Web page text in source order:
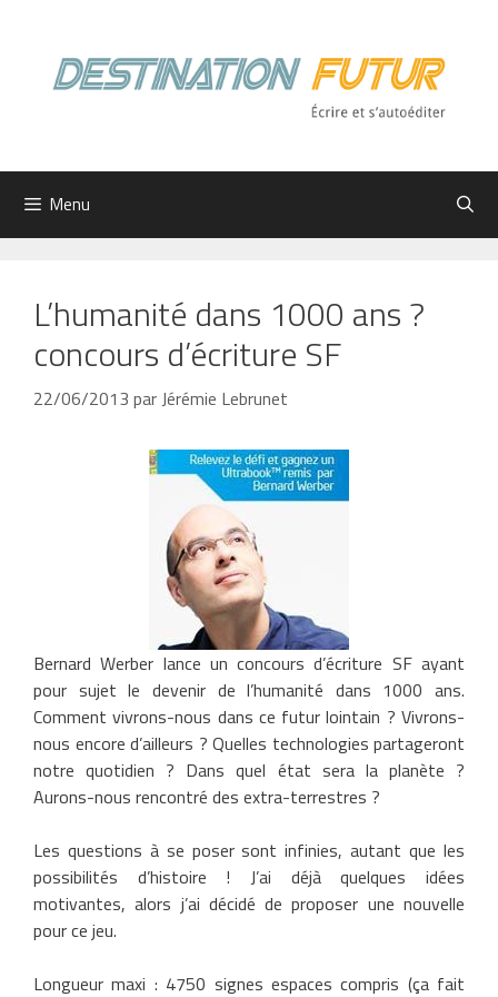
contenu
Menu
L’humanité dans 1000 ans ?
concours d’écriture SF
22/06/2013 par Jérémie Lebrunet
Bernard Werber lance un concours d’écriture SF ayant
pour sujet le devenir de l’humanité dans 1000 ans.
Comment vivrons-nous dans ce futur lointain ? Vivrons-
nous encore d’ailleurs ? Quelles technologies partageront
notre quotidien ? Dans quel état sera la planète ?
Aurons-nous rencontré des extra-terrestres ?
Les questions à se poser sont infinies, autant que les
possibilités d’histoire ! J’ai déjà quelques idées
motivantes, alors j’ai décidé de proposer une nouvelle
pour ce jeu.
Longueur maxi : 4750 signes espaces compris (ça fait